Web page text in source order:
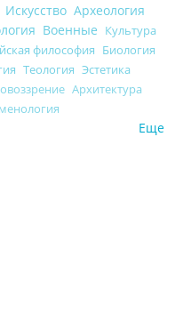
Искусство Археология
Военные Культура
философия Биология
Теология Эстетика
Архитектура
Еще